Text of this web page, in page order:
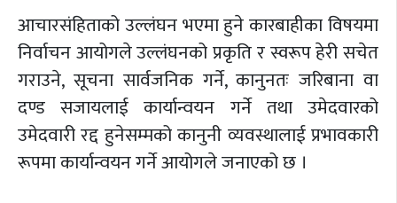
आचारसंहिताको उल्लंघन भएमा हुने कारबाहीका विषयमा
निर्वाचन आयोगले उल्लंघनको प्रकृति र स्वरूप हेरी सचेत
गराउने, सूचना सार्वजनिक गर्ने, कानुनतः जरिबाना वा
दण्ड सजायलाई कार्यान्वयन गर्ने तथा उमेदवारको
उमेदवारी रद्द हुनेसम्मको कानुनी व्यवस्थालाई प्रभावकारी
रूपमा कार्यान्वयन गर्ने आयोगले जनाएको छ ।